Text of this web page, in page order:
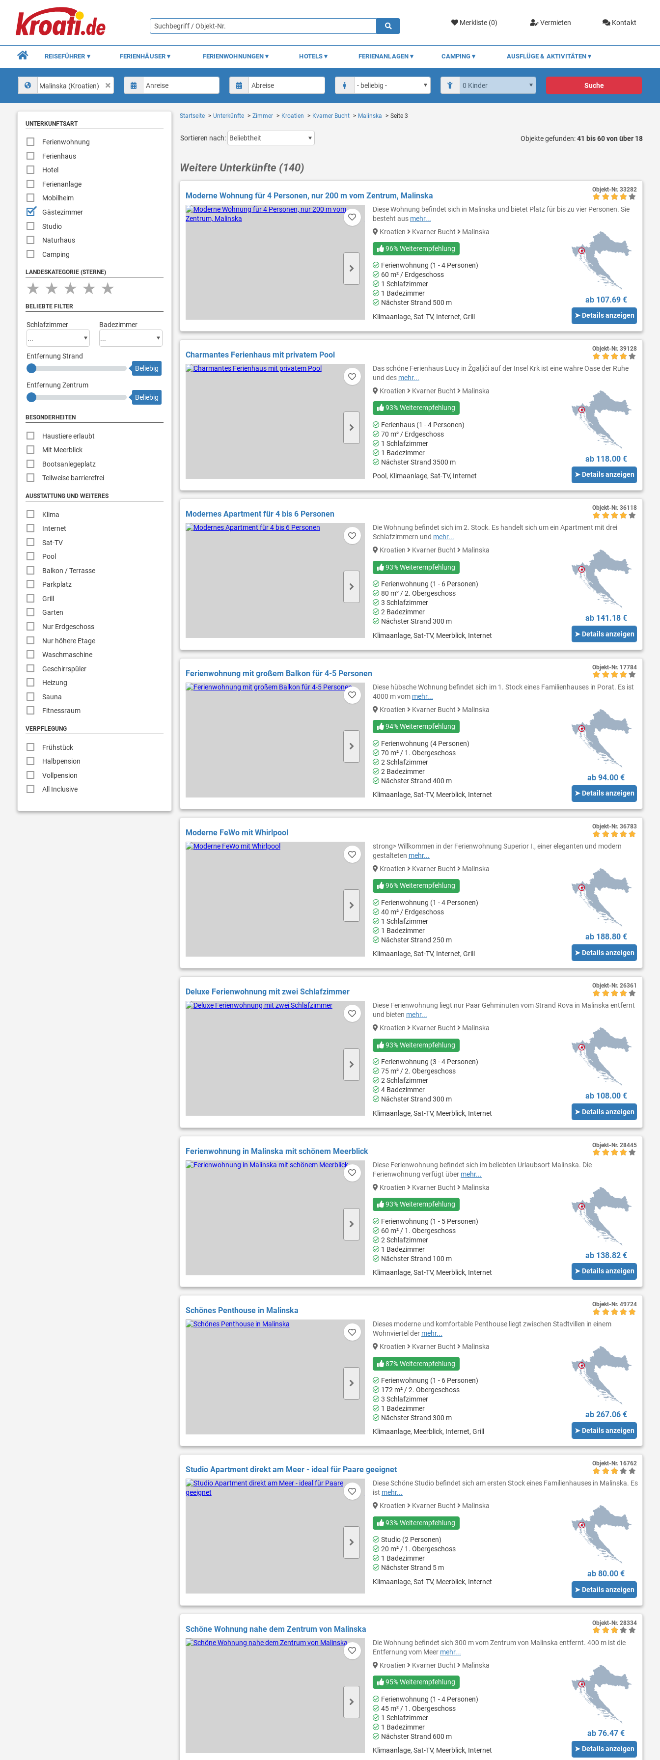
Merkliste (0) Vermieten Kontakt
REISEFÜHRER FERIENHÄUSER FERIENWOHNUNGEN HOTELS FERIENANLAGEN CAMPING AUSFLÜGE & AKTIVITÄTEN
Malinska (Kroatien) Suche
UNTERKUNFTSART
Ferienwohnung
Ferienhaus
Hotel
Ferienanlage
Mobilheim
Gästezimmer
Studio
Naturhaus
Camping
LANDESKATEGORIE (STERNE)
★
★
★
★
★
BELIEBTE FILTER
Schlafzimmer Badezimmer
Entfernung Strand
Beliebig
Entfernung Zentrum
Beliebig
BESONDERHEITEN
Haustiere erlaubt
Mit Meerblick
Bootsanlegeplatz
Teilweise barrierefrei
AUSSTATTUNG UND WEITERES
Klima
Internet
Sat-TV
Pool
Balkon / Terrasse
Parkplatz
Grill
Garten
Nur Erdgeschoss
Nur höhere Etage
Waschmaschine
Geschirrspüler
Heizung
Sauna
Fitnessraum
VERPFLEGUNG
Frühstück
Halbpension
Vollpension
All Inclusive
Startseite Unterkünfte Zimmer Kroatien Kvarner Bucht Malinska Seite 3
Sortieren nach: Objekte gefunden:41 bis 60 von über 18
Weitere Unterkünfte (140)
Moderne Wohnung für 4 Personen, nur 200 m vom Zentrum, Malinska
Diese Wohnung befindet sich in Malinska und bietet Platz für bis zu vier Personen. Sie
besteht aus mehr...
Kroatien
Kvarner Bucht Malinska
96% Weiterempfehlung
Ferienwohnung (1 - 4 Personen)
60 m² / Erdgeschoss
1 Schlafzimmer
1 Badezimmer
Nächster Strand 500 m
Klimaanlage, Sat-TV, Internet, Grill
ab 107.69 €
➤ Details anzeigen
Objekt-Nr. 33282
Charmantes Ferienhaus mit privatem Pool
Das schöne Ferienhaus Lucy in Žgaljići auf der Insel Krk ist eine wahre Oase der Ruhe
und des mehr...
Kroatien
Kvarner Bucht Malinska
93% Weiterempfehlung
Ferienhaus (1 - 4 Personen)
70 m² / Erdgeschoss
1 Schlafzimmer
1 Badezimmer
Nächster Strand 3500 m
Pool, Klimaanlage, Sat-TV, Internet
ab 118.00 €
➤ Details anzeigen
Objekt-Nr. 39128
Modernes Apartment für 4 bis 6 Personen
Die Wohnung befindet sich im 2. Stock. Es handelt sich um ein Apartment mit drei
Schlafzimmern und mehr...
Kroatien
Kvarner Bucht Malinska
93% Weiterempfehlung
Ferienwohnung (1 - 6 Personen)
80 m² / 2. Obergeschoss
3 Schlafzimmer
2 Badezimmer
Nächster Strand 300 m
Klimaanlage, Sat-TV, Meerblick, Internet
ab 141.18 €
➤ Details anzeigen
Objekt-Nr. 36118
Ferienwohnung mit großem Balkon für 4-5 Personen
Diese hübsche Wohnung befindet sich im 1. Stock eines Familienhauses in Porat. Es ist
4000 m vom mehr...
Kroatien
Kvarner Bucht Malinska
94% Weiterempfehlung
Ferienwohnung (4 Personen)
70 m² / 1. Obergeschoss
2 Schlafzimmer
2 Badezimmer
Nächster Strand 400 m
Klimaanlage, Sat-TV, Meerblick, Internet
ab 94.00 €
➤ Details anzeigen
Objekt-Nr. 17784
Moderne FeWo mit Whirlpool
strong> ​Willkommen in der Ferienwohnung Superior I., einer eleganten und modern
gestalteten mehr...
Kroatien
Kvarner Bucht Malinska
96% Weiterempfehlung
Ferienwohnung (1 - 4 Personen)
40 m² / Erdgeschoss
1 Schlafzimmer
1 Badezimmer
Nächster Strand 250 m
Klimaanlage, Sat-TV, Internet, Grill
ab 188.80 €
➤ Details anzeigen
Objekt-Nr. 36783
Deluxe Ferienwohnung mit zwei Schlafzimmer
Diese Ferienwohnung liegt nur Paar Gehminuten vom Strand Rova in Malinska entfernt
und bieten mehr...
Kroatien
Kvarner Bucht Malinska
93% Weiterempfehlung
Ferienwohnung (3 - 4 Personen)
75 m² / 2. Obergeschoss
2 Schlafzimmer
4 Badezimmer
Nächster Strand 300 m
Klimaanlage, Sat-TV, Meerblick, Internet
ab 108.00 €
➤ Details anzeigen
Objekt-Nr. 26361
Ferienwohnung in Malinska mit schönem Meerblick
Diese Ferienwohnung befindet sich im beliebten Urlaubsort Malinska. Die
Ferienwohnung verfügt über mehr...
Kroatien
Kvarner Bucht Malinska
93% Weiterempfehlung
Ferienwohnung (1 - 5 Personen)
60 m² / 1. Obergeschoss
2 Schlafzimmer
1 Badezimmer
Nächster Strand 100 m
Klimaanlage, Sat-TV, Meerblick, Internet
ab 138.82 €
➤ Details anzeigen
Objekt-Nr. 28445
Schönes Penthouse in Malinska
Dieses moderne und komfortable Penthouse liegt zwischen Stadtvillen in einem
Wohnviertel der mehr...
Kroatien
Kvarner Bucht Malinska
87% Weiterempfehlung
Ferienwohnung (1 - 6 Personen)
172 m² / 2. Obergeschoss
3 Schlafzimmer
1 Badezimmer
Nächster Strand 300 m
Klimaanlage, Meerblick, Internet, Grill
ab 267.06 €
➤ Details anzeigen
Objekt-Nr. 49724
Studio Apartment direkt am Meer - ideal für Paare geeignet
Diese Schöne Studio befindet sich am ersten Stock eines Familienhauses in Malinska. Es
ist mehr...
Kroatien
Kvarner Bucht Malinska
93% Weiterempfehlung
Studio (2 Personen)
20 m² / 1. Obergeschoss
1 Badezimmer
Nächster Strand 5 m
Klimaanlage, Sat-TV, Meerblick, Internet
ab 80.00 €
➤ Details anzeigen
Objekt-Nr. 16762
Schöne Wohnung nahe dem Zentrum von Malinska
Die Wohnung befindet sich 300 m vom Zentrum von Malinska entfernt. 400 m ist die
Entfernung vom Meer mehr...
Kroatien
Kvarner Bucht Malinska
95% Weiterempfehlung
Ferienwohnung (1 - 4 Personen)
45 m² / 1. Obergeschoss
1 Schlafzimmer
1 Badezimmer
Nächster Strand 600 m
Klimaanlage, Sat-TV, Meerblick, Internet
ab 76.47 €
➤ Details anzeigen
Objekt-Nr. 28334